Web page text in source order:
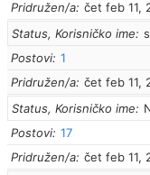
Pridružen/a čet feb 11,
Status, Korisničko ime
Postovi 1
Pridružen/a čet feb 11,
Status, Korisničko ime
Postovi 17
Pridružen/a čet feb 11,